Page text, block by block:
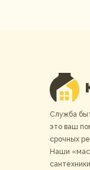
Служба
это ваш
срочных
Наши